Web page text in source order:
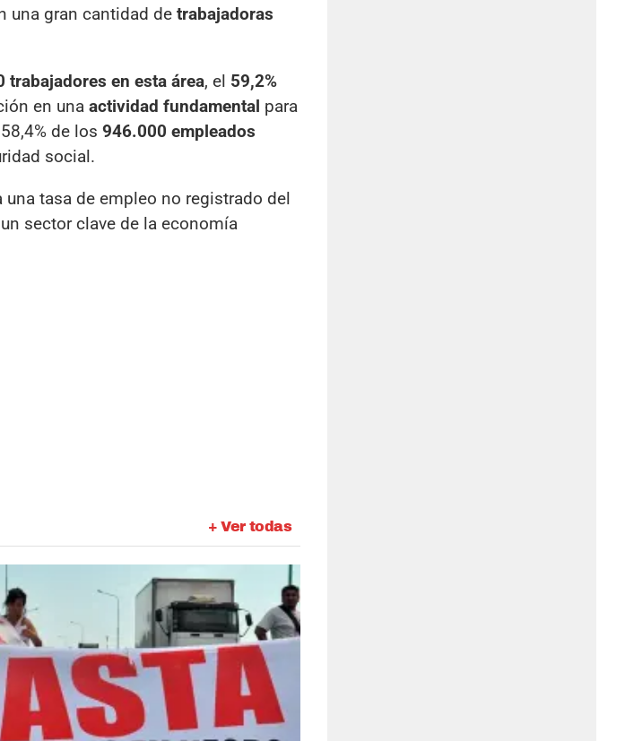
una gran cantidad de trabajadoras
trabajadores en esta área, el 59,2%
en una actividad fundamental para
de los 946.000 empleados
social.
tasa de empleo no registrado del
sector clave de la economía
+ Ver todas